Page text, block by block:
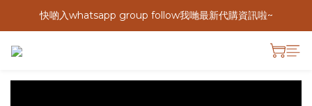
快啲入whatsapp group follow我哋最新代購資訊啦~